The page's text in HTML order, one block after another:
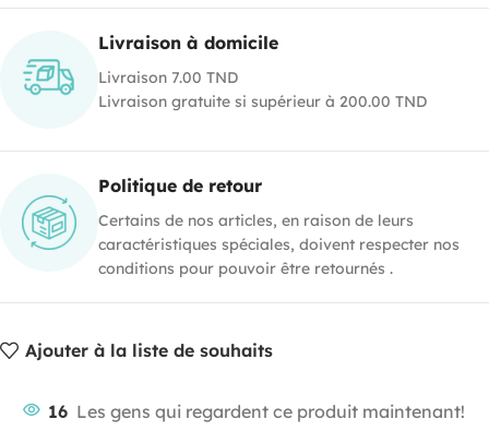
Livraison à domicile
Livraison 7.00 TND
Livraison gratuite si supérieur à 200.00 TND
Politique de retour
Certains de nos articles, en raison de leurs
caractéristiques spéciales, doivent respecter nos
conditions pour pouvoir être retournés .
Ajouter à la liste de souhaits
16 Les gens qui regardent ce produit maintenant!